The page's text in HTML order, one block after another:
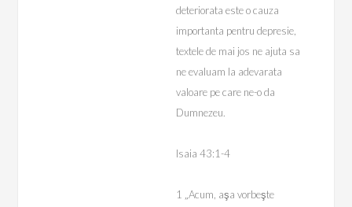
deteriorata este o cauza
importanta pentru depresie,
textele de mai jos ne ajuta sa
ne evaluam la adevarata
valoare pe care ne-o da
Dumnezeu.
Isaia 43:1-4
1 „Acum, aşa vorbeşte